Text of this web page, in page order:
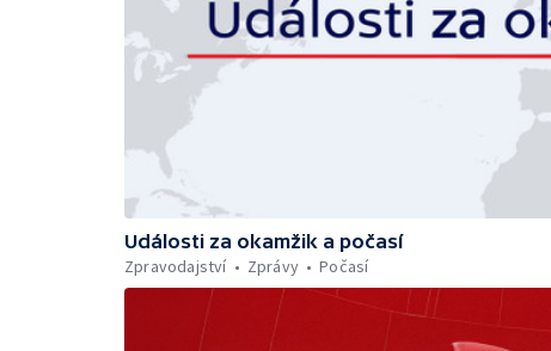
Události za okamžik a počasí
Zpravodajství
Zprávy Počasí